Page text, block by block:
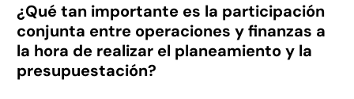
¿Qué tan importante es la participación
conjunta entre operaciones y finanzas a
la hora de realizar el planeamiento y la
presupuestación?